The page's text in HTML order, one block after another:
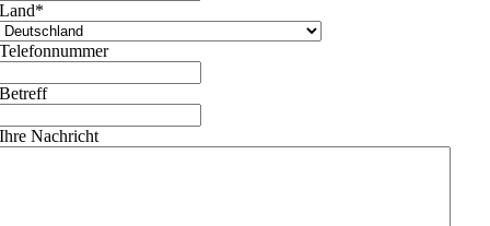
Land*
Telefonnummer
Betreff
Ihre Nachricht